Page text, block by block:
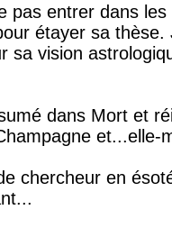
pas entrer dans
étayer sa
sa vision
dans Mort et
et...elle-
chercheur en